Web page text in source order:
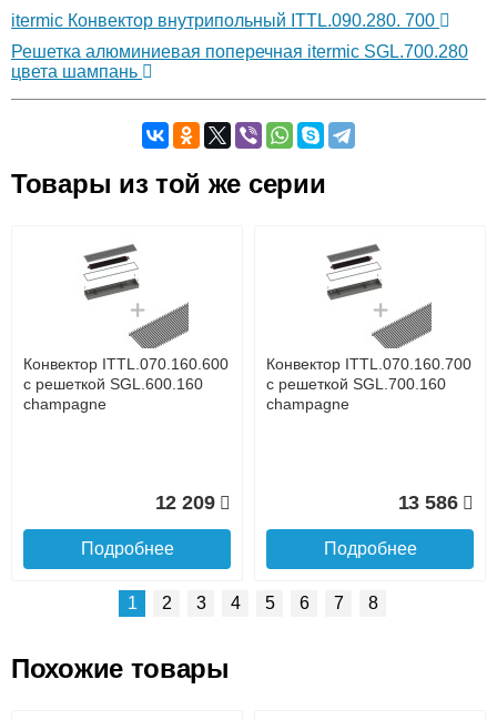
itermic Конвектор внутрипольный ITTL.090.280. 700
Решетка алюминиевая поперечная itermic SGL.700.280
цвета шампань
Оставьте отзыв
Доставка сантехники по Москве и Московской области
Наличный расчёт
Банковской картой на сайте в режиме реального
времени
Банковской картой при получении товара как при
доставке, так и самовывозом
Интернет-деньгами (Yandex-деньги, Web-money,
Qiwi-кошельки и другие).
Безналичный расчёт (возможно и с НДС)
Товары из той же серии
Конвектор ITTL.070.160.600
с решеткой SGL.600.160
champagne
12 209
Подробнее
Конвектор ITTL.070.160.700
с решеткой SGL.700.160
champagne
13 586
Подробнее
1 2 3 4 5 6 7 8
Похожие товары